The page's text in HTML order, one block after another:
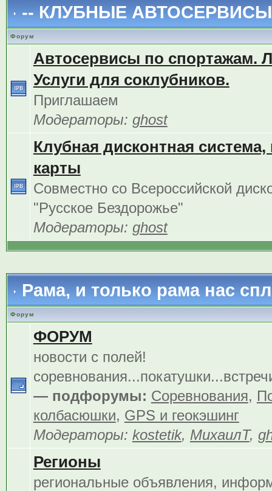
-- КЛУБНЫЕ
Форум
Автосервисы по спортажам.
Услуги для соклубников.
Приглашаем
Модераторы: ghost
Клубная дисконтная
карты
Совместно со Всероссийской
"Русское Бездорожье"
Модераторы: ghost
Рама, и только рама нас
Форум
ФОРУМ
новости с полей!
— подфорумы: Соревнования,
колбасюшки, GPS и геокэшинг
Модераторы: kostetik, МихаилТ,
Регионы
региональные объявления,